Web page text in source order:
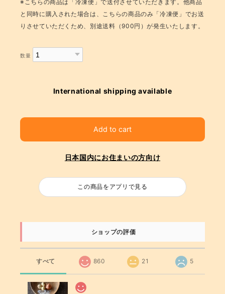
※こちらの商品は「冷凍便」で送付させていただきます。他商品
と同時に購入された場合は、こちらの商品のみ「冷凍便」でお送
りさせていただくため、別途送料（900円）が発生いたします。
数量
International shipping available
Add to cart
日本国内にお住まいの方向け
この商品をアプリで見る
ショップの評価
すべて 860 21 5